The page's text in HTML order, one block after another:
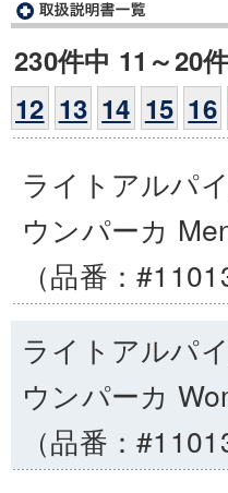
230件中 11～20
12 13 14 15 16
ライトアルパ
ウンパーカ
（品番：
ライトアルパ
ウンパーカ
（品番：